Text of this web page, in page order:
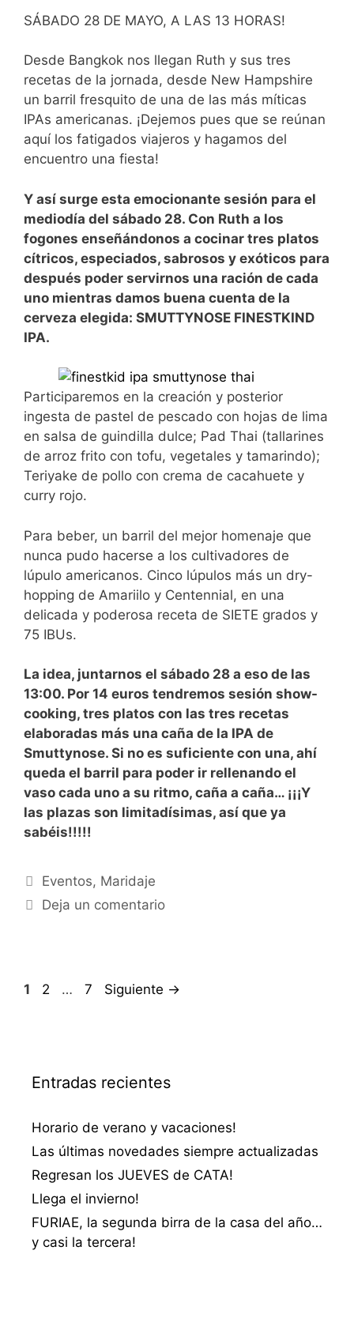
SÁBADO 28 DE MAYO, A LAS 13 HORAS!
Desde Bangkok nos llegan Ruth y sus tres
recetas de la jornada, desde New Hampshire
un barril fresquito de una de las más míticas
IPAs americanas. ¡Dejemos pues que se reúnan
aquí los fatigados viajeros y hagamos del
encuentro una fiesta!
Y así surge esta emocionante sesión para el
mediodía del sábado 28. Con Ruth a los
fogones enseñándonos a cocinar tres platos
cítricos, especiados, sabrosos y exóticos para
después poder servirnos una ración de cada
uno mientras damos buena cuenta de la
cerveza elegida: SMUTTYNOSE FINESTKIND
IPA.
Participaremos en la creación y posterior
ingesta de pastel de pescado con hojas de lima
en salsa de guindilla dulce; Pad Thai (tallarines
de arroz frito con tofu, vegetales y tamarindo);
Teriyake de pollo con crema de cacahuete y
curry rojo.
Para beber, un barril del mejor homenaje que
nunca pudo hacerse a los cultivadores de
lúpulo americanos. Cinco lúpulos más un dry-
hopping de Amariilo y Centennial, en una
delicada y poderosa receta de SIETE grados y
75 IBUs.
La idea, juntarnos el sábado 28 a eso de las
13:00. Por 14 euros tendremos sesión show-
cooking, tres platos con las tres recetas
elaboradas más una caña de la IPA de
Smuttynose. Si no es suficiente con una, ahí
queda el barril para poder ir rellenando el
vaso cada uno a su ritmo, caña a caña… ¡¡¡Y
las plazas son limitadísimas, así que ya
sabéis!!!!!
Categorías
Eventos, Maridaje
Deja un comentario
Página
1 Página
2 … Página
7 Siguiente →
Entradas recientes
Horario de verano y vacaciones!
Las últimas novedades siempre actualizadas
Regresan los JUEVES de CATA!
Llega el invierno!
FURIAE, la segunda birra de la casa del año…
y casi la tercera!